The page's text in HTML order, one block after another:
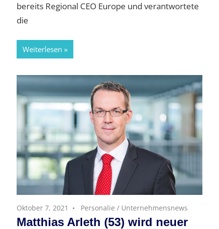
bereits Regional CEO Europe und verantwortete
die
Weiterlesen
Oktober 7, 2021 Personalie / Unternehmensnews
Matthias Arleth (53) wird neuer